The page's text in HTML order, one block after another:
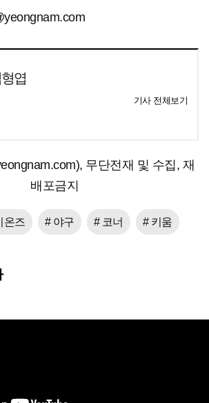
엽
기사 전체보기
무단전재 및 수집, 재
배포금지
온즈 # 야구 # 코너 # 키움